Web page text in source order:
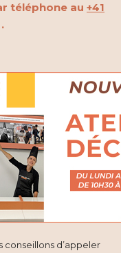
téléphone au +41
.
conseillons d’appeler